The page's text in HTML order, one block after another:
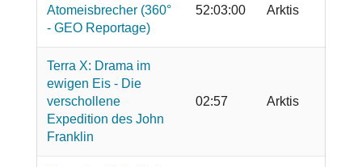
Atomeisbrecher (360°
- GEO Reportage)
52:03:00 Arktis
Terra X: Drama im
ewigen Eis - Die
verschollene
Expedition des John
Franklin
02:57 Arktis